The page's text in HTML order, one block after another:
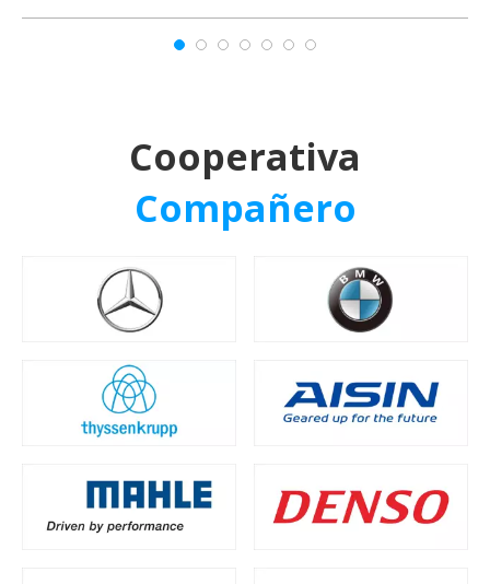
Cooperativa
Compañero